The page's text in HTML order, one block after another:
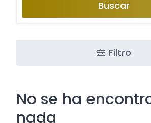
Buscar
Filtro
No se ha
nada